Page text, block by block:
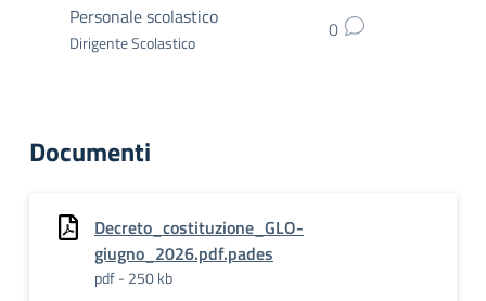
Personale scolastico
Dirigente Scolastico 0
Documenti
Decreto_costituzione_GLO-
giugno_2026.pdf.pades
pdf - 250 kb